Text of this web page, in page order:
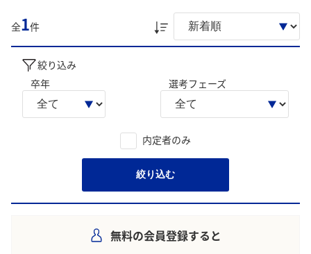
全1件
絞り込み
卒年
選考フェーズ
内定者のみ
絞り込む
無料の会員登録すると